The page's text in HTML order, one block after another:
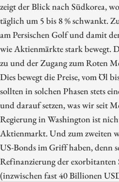
zeigt der Blick nach Südkorea,
täglich um 5 bis 8 % schwankt.
am Persischen Golf und damit
wie Aktienmärkte stark bewegt.
zu und der Zugang zum Roten
Dies bewegt die Preise, vom Öl
sollten in solchen Phasen stets
und darauf setzen, was wir seit
Regierung in Washington ist
Aktienmarkt. Und zum zweiten
US-Bonds im Griff haben, denn
Refinanzierung der exorbitanten
(inzwischen fast 40 Billionen